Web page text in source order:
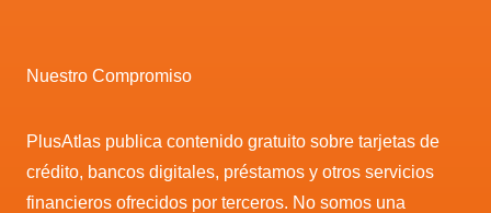
Nuestro Compromiso
PlusAtlas publica contenido gratuito sobre tarjetas de
crédito, bancos digitales, préstamos y otros servicios
financieros ofrecidos por terceros. No somos una